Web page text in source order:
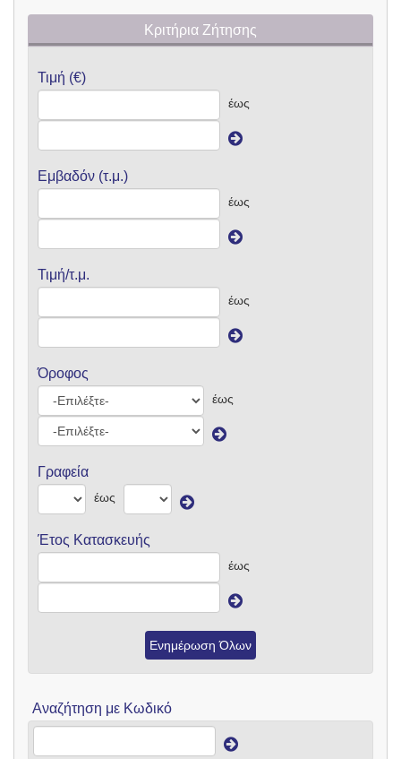
Κριτήρια Ζήτησης
Τιμή (€)
έως
Εμβαδόν (τ.μ.)
έως
Τιμή/τ.μ.
έως
Όροφος
έως
Γραφεία
έως
Έτος Κατασκευής
έως
Ενημέρωση Όλων
Αναζήτηση με Κωδικό